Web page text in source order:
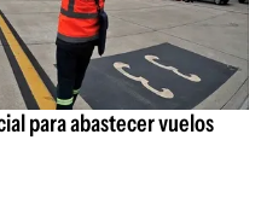
para abastecer vuelos